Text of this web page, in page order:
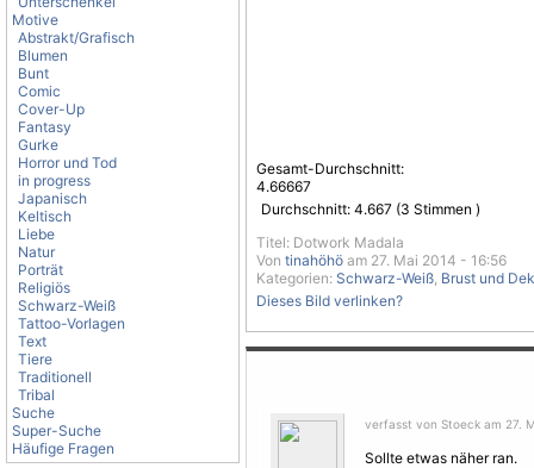
Motive
Abstrakt/Grafisch
Blumen
Bunt
Comic
Cover-Up
Fantasy
Gurke
Horror und Tod
in progress
Japanisch
Keltisch
Liebe
Natur
Porträt
Religiös
Schwarz-Weiß
Tattoo-Vorlagen
Text
Tiere
Traditionell
Tribal
Suche
Super-Suche
Häufige Fragen
Gesamt-Durchschnitt:
4.66667
Durchschnitt: 4.667 (3 Stimmen )
Titel: Dotwork Madala
Von tinahöhö am 27. Mai 2014 - 16:56
Kategorien: Schwarz-Weiß, Brust und
Dieses Bild verlinken?
verfasst von Stoeck am 27.
Sollte etwas näher ran.